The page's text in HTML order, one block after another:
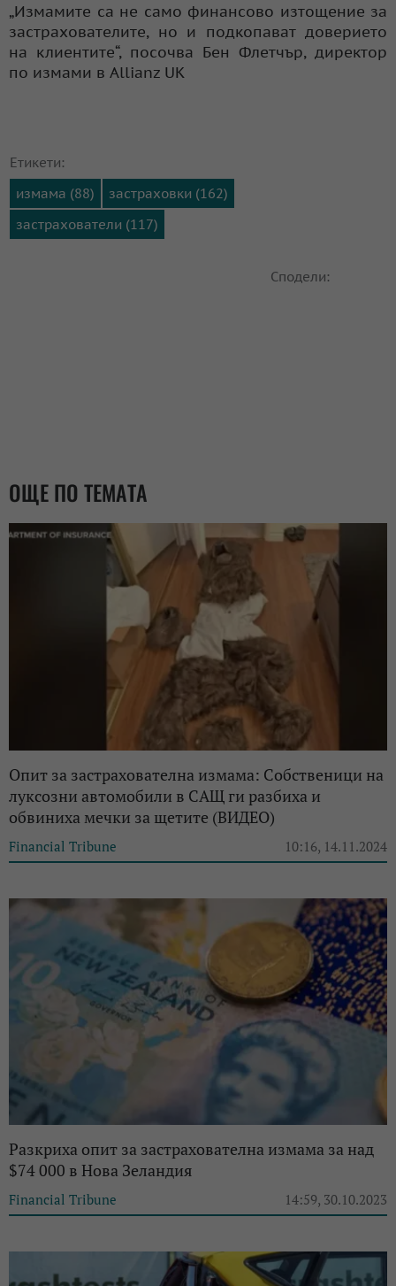
„Измамите са не само финансово изтощение за
застрахователите, но и подкопават доверието
на клиентите“, посочва Бен Флетчър, директор
по измами в Allianz UK
Етикети:
измама (88)
застраховки (162)
застрахователи (117)
Сподели:
ОЩЕ ПО ТЕМАТА
Опит за застрахователна измама: Собственици на
луксозни автомобили в САЩ ги разбиха и
обвиниха мечки за щетите (ВИДЕО)
Financial Tribune 10:16, 14.11.2024
Разкриха опит за застрахователна измама за над
$74 000 в Нова Зеландия
Financial Tribune 14:59, 30.10.2023